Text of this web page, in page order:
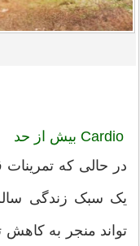
Cardio بیش از حد
در حالی که
یک سبک زندگی
تواند منجر به کاهش